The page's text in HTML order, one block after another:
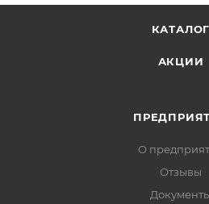
КАТАЛОГ
АКЦИИ
О
Отзывы